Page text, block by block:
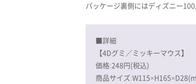
パッケージ裏側にはディズニー
■詳細
【4Dグミ／ミッキーマウス】
価格:248円(税込)
商品サイズ